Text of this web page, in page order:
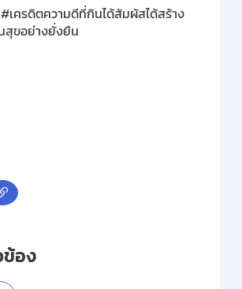
เครดิตความดีที่กินได้สัมผัสได้สร้าง
สุขอย่างยั่งยืน
ข้อง